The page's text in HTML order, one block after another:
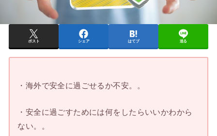
ポスト シェア はてブ 送る
・海外で安全に過ごせるか不安。。
・安全に過ごすためには何をしたらいいかわから
ない。。